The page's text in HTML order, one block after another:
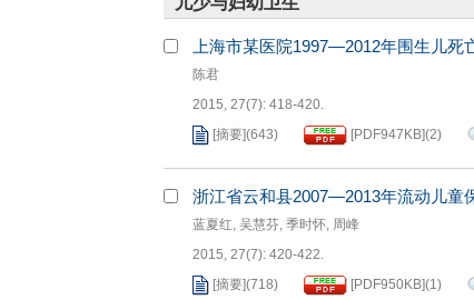
儿少与妇幼卫生
上海市某医院1997—2012年围生儿死
陈君
2015, 27(7): 418-420.
[摘要](643) [PDF 947KB](2)
浙江省云和县2007—2013年流动儿童
蓝夏红, 吴慧芬 , 季时怀 , 周峰
2015, 27(7): 420-422.
[摘要](718) [PDF 950KB](1)